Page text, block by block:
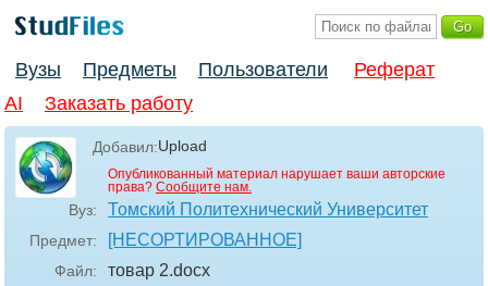
Вузы Предметы Пользователи
Реферат
AI
Заказать работу
Добавил:Upload
Опубликованный материал нарушает ваши авторские
права? Сообщите нам.
Вуз: Томский Политехнический Университет
Предмет: [НЕСОРТИРОВАННОЕ]
Файл: товар 2.docx